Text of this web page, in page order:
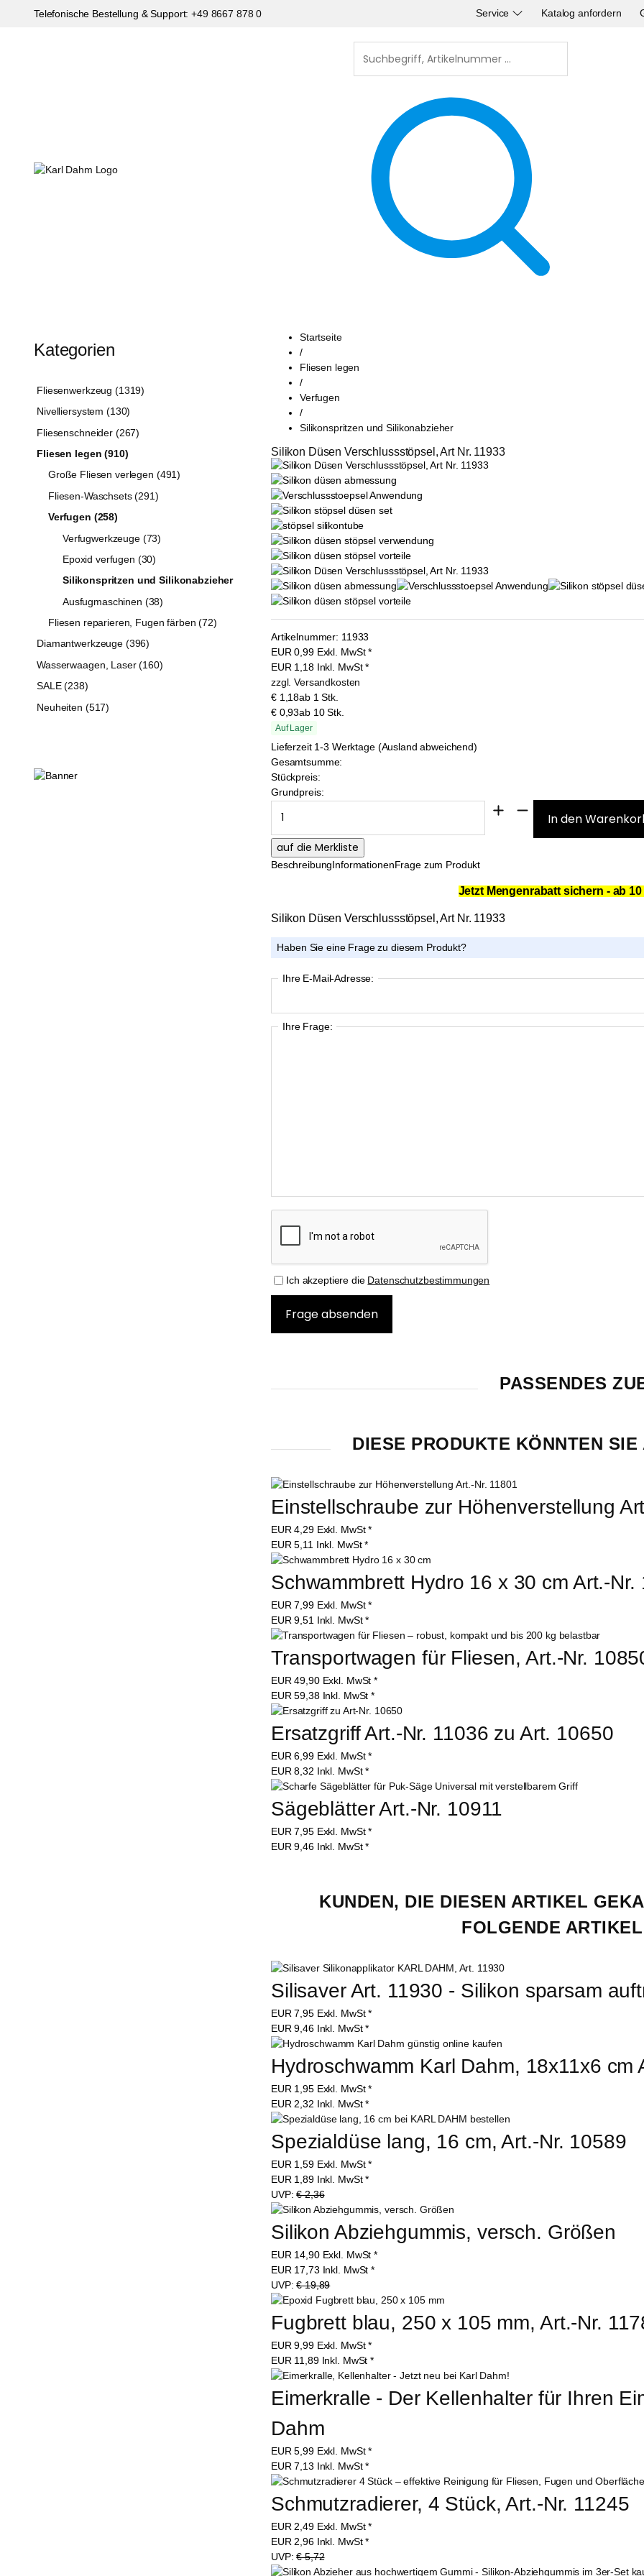
Telefonische Bestellung & Support:+49 8667 878 0 Service Katalog anfordern
Startseite
/
Fliesen legen
/
Verfugen
/
Silikonspritzen und Silikonabzieher
Silikon Düsen Verschlussstöpsel, Art Nr. 11933
Artikelnummer: 11933
EUR0,99 Exkl. MwSt *
EUR 1,18 Inkl. MwSt *
zzgl. Versandkosten
€ 1,18ab 1 Stk.
€ 0,93ab 10 Stk.
Auf Lager
Lieferzeit 1-3 Werktage (Ausland abweichend)
Gesamtsumme:
Stückpreis:
Grundpreis:
BeschreibungInformationenFrage zum Produkt
Jetzt Mengenrabatt sichern - ab
Silikon Düsen Verschlussstöpsel, Art Nr. 11933
Haben Sie eine Frage zu diesem Produkt?
Ihre E-Mail-Adresse:
Ihre Frage:
Ich akzeptiere die Datenschutzbestimmungen
PASSENDES
DIESE PRODUKTE KÖNNTEN
Einstellschraube zur Höhenverstellung
EUR4,29 Exkl. MwSt *
EUR5,11 Inkl. MwSt *
Schwammbrett Hydro 16 x 30 cm Art.-Nr.
EUR7,99 Exkl. MwSt *
EUR9,51 Inkl. MwSt *
Transportwagen für Fliesen, Art.-Nr.
EUR49,90 Exkl. MwSt *
EUR59,38 Inkl. MwSt *
Ersatzgriff Art.-Nr. 11036 zu Art. 10650
EUR6,99 Exkl. MwSt *
EUR8,32 Inkl. MwSt *
Sägeblätter Art.-Nr. 10911
EUR7,95 Exkl. MwSt *
EUR9,46 Inkl. MwSt *
KUNDEN, DIE DIESEN ARTIKEL
FOLGENDE
Silisaver Art. 11930 - Silikon sparsam
EUR7,95 Exkl. MwSt *
EUR9,46 Inkl. MwSt *
Hydroschwamm Karl Dahm, 18x11x6 cm
EUR 1,95 Exkl. MwSt *
EUR 2,32 Inkl. MwSt *
Spezialdüse lang, 16 cm, Art.-Nr. 10589
EUR 1,59 Exkl. MwSt *
EUR 1,89 Inkl. MwSt *
UVP:€ 2,36
Silikon Abziehgummis, versch. Größen
EUR 14,90 Exkl. MwSt *
EUR 17,73 Inkl. MwSt *
UVP:€ 19,89
Fugbrett blau, 250 x 105 mm, Art.-Nr.
EUR9,99 Exkl. MwSt *
EUR 11,89 Inkl. MwSt *
Eimerkralle - Der Kellenhalter für Ihren
Dahm
EUR5,99 Exkl. MwSt *
EUR7,13 Inkl. MwSt *
Schmutzradierer, 4 Stück, Art.-Nr. 11245
EUR 2,49 Exkl. MwSt *
EUR 2,96 Inkl. MwSt *
UVP:€ 5,72
Kategorien
Fliesenwerkzeug (1319)
Nivelliersystem (130)
Fliesenschneider (267)
Fliesen legen (910)
Große Fliesen verlegen (491)
Fliesen-Waschsets (291)
Verfugen (258)
Verfugwerkzeuge (73)
Epoxid verfugen (30)
Silikonspritzen und Silikonabzieher
Ausfugmaschinen (38)
Fliesen reparieren, Fugen färben (72)
Diamantwerkzeuge (396)
Wasserwaagen, Laser (160)
SALE (238)
Neuheiten (517)